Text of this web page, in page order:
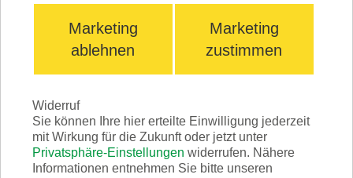
Wir rufen Sie zurück!
TRIO Bürstteller
SINGLE DST
Marketing
ablehnen
Marketing
zustimmen
Widerruf
Sie können Ihre hier erteilte Einwilligung jederzeit
mit Wirkung für die Zukunft oder jetzt unter
Privatsphäre-Einstellungen widerrufen. Nähere
Informationen entnehmen Sie bitte unseren